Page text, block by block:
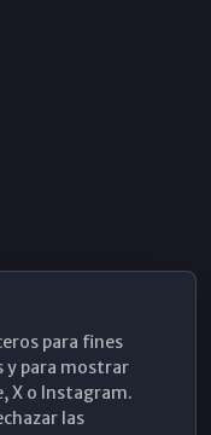
para fines
y para mostrar
X o Instagram.
las